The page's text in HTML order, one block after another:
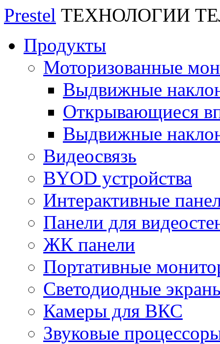
Prestel ТЕХНОЛОГИИ
Продукты
Моторизованные
Выдвижные
Открывающиеся
Выдвижные
Видеосвязь
BYOD устройства
Интерактивные
Панели для
ЖК панели
Портативные
Светодиодные
Камеры для ВКС
Звуковые